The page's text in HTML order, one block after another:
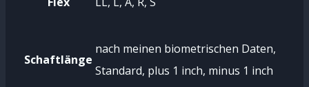
Schaftlänge
nach meinen biometrischen Daten,
Standard, plus 1 inch, minus 1 inch